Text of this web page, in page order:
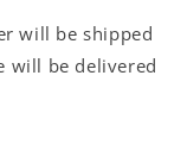
will be shipped
will be delivered